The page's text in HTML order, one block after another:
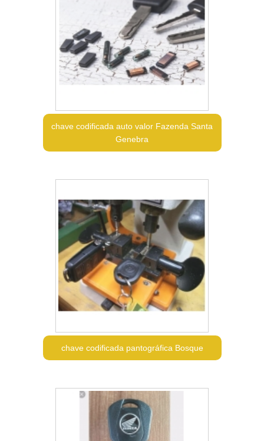
chave codificada auto valor Fazenda Santa
Genebra
chave codificada pantográfica Bosque